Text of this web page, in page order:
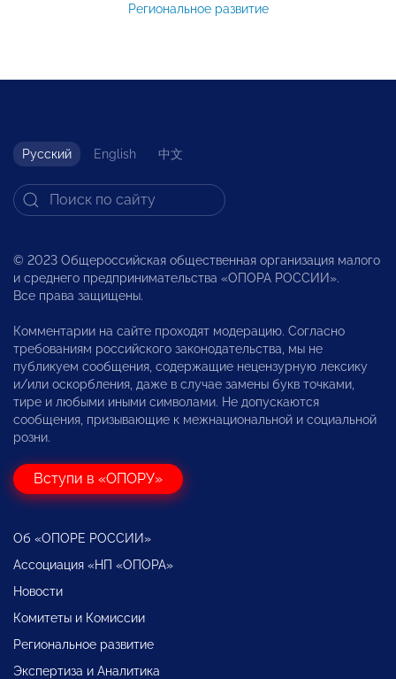
Региональное развитие
Русский English 中文
© 2023 Общероссийская общественная организация малого
и среднего предпринимательства «ОПОРА РОССИИ».
Все права защищены.
Комментарии на сайте проходят модерацию. Согласно
требованиям российского законодательства, мы не
публикуем сообщения, содержащие нецензурную лексику
и/или оскорбления, даже в случае замены букв точками,
тире и любыми иными символами. Не допускаются
сообщения, призывающие к межнациональной и социальной
розни.
Вступи в «ОПОРУ»
Об «ОПОРЕ РОССИИ»
Ассоциация «НП «ОПОРА»
Новости
Комитеты и Комиссии
Региональное развитие
Экспертиза и Аналитика